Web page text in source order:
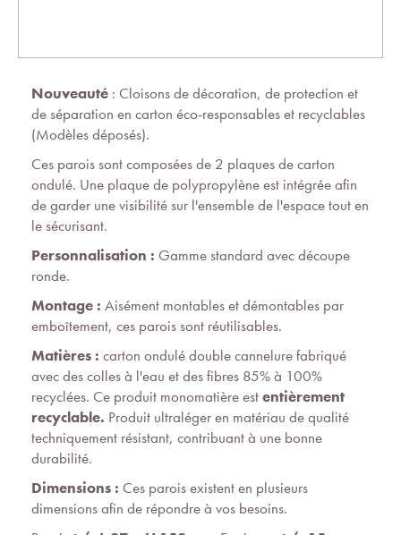
Nouveauté : Cloisons de décoration, de protection et
de séparation en carton éco-responsables et recyclables
(Modèles déposés).
Ces parois sont composées de 2 plaques de carton
ondulé. Une plaque de polypropylène est intégrée afin
de garder une visibilité sur l'ensemble de l'espace tout en
le sécurisant.
Personnalisation : Gamme standard avec découpe
ronde.
Montage : Aisément montables et démontables par
emboîtement, ces parois sont réutilisables.
Matières : carton ondulé double cannelure fabriqué
avec des colles à l'eau et des fibres 85% à 100%
recyclées. Ce produit monomatière estentièrement
recyclable. Produit ultraléger en matériau de qualité
techniquement résistant, contribuant à une bonne
durabilité.
Dimensions : Ces parois existent en plusieurs
dimensions afin de répondre à vos besoins.